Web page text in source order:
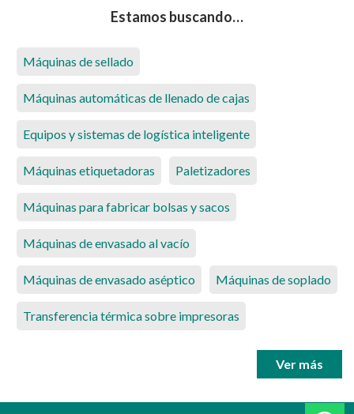
Estamos buscando…
Máquinas de sellado
Máquinas automáticas de llenado de cajas
Equipos y sistemas de logística inteligente
Máquinas etiquetadoras Paletizadores
Máquinas para fabricar bolsas y sacos
Máquinas de envasado al vacío
Máquinas de envasado aséptico Máquinas de soplado
Transferencia térmica sobre impresoras
Ver más